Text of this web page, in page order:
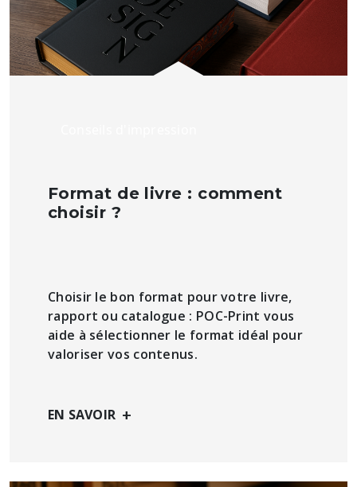
Format de livre : comment
choisir ?
Choisir le bon format pour votre livre,
rapport ou catalogue : POC-Print vous
aide à sélectionner le format idéal pour
valoriser vos contenus.
EN SAVOIR +